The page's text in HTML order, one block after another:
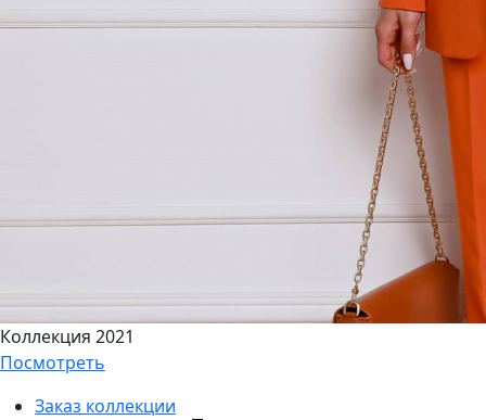
Коллекция 2021
Посмотреть
Заказ коллекции